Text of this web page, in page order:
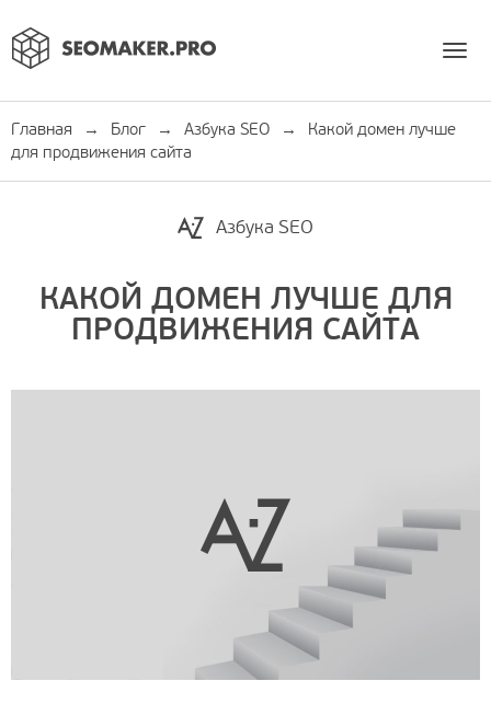
Главная → Блог → Азбука SEO →
Какой домен лучше
для продвижения сайта
Азбука SEO
КАКОЙ ДОМЕН ЛУЧШЕ ДЛЯ
ПРОДВИЖЕНИЯ САЙТА